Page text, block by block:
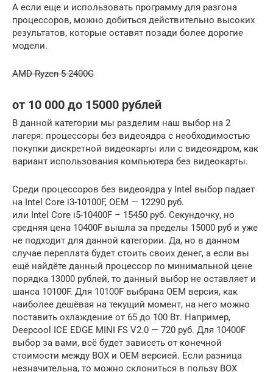
А если еще и использовать программу для разгона
процессоров, можно добиться действительно высоких
результатов, которые оставят позади более дорогие
модели.
AMD Ryzen 5 2400G
от 10 000 до 15000 рублей
В данной категории мы разделим наш выбор на 2
лагеря: процессоры без видеоядра с необходимостью
покупки дискретной видеокарты или с видеоядром, как
вариант использования компьютера без видеокарты.
Среди процессоров без видеоядра у Intel выбор падает
на Intel Core i3-10100F, OEM — 12290 руб.
или Intel Core i5-10400F – 15450 руб. Секундочку, но
средняя цена 10400F вышла за пределы 15000 руб и уже
не подходит для данной категории. Да, но в данном
случае переплата будет стоить своих денег, а если вы
ещё найдёте данный процессор по минимальной цене
порядка 13000 рублей, то данный выбор не оставляет и
шанса 10100F. Для 10100F выбрана OEM версия, как
наиболее дешёвая на текущий момент, на него можно
поставить охлаждение от 65 до 100 Вт. Например,
Deepcool ICE EDGE MINI FS V2.0 — 720 руб. Для 10400F
выбор за вами, всё будет зависеть от конечной
стоимости между BOX и OEM версией. Если разница
незначительна, то можно склониться в пользу BOX